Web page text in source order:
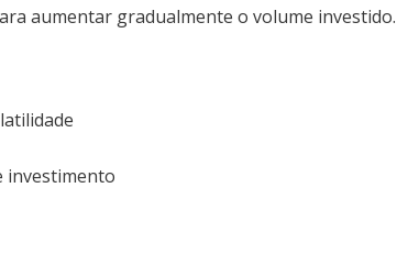
aumentar gradualmente o volume investido.
investimento